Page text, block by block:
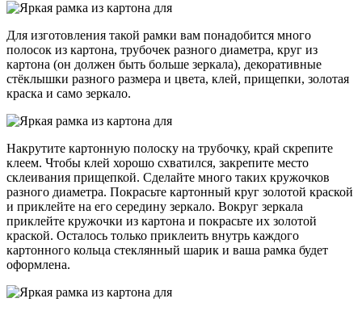
Для изготовления такой рамки вам понадобится много
полосок из картона, трубочек разного диаметра, круг из
картона (он должен быть больше зеркала), декоративные
стёклышки разного размера и цвета, клей, прищепки, золотая
краска и само зеркало.
Накрутите картонную полоску на трубочку, край скрепите
клеем. Чтобы клей хорошо схватился, закрепите место
склеивания прищепкой. Сделайте много таких кружочков
разного диаметра. Покрасьте картонный круг золотой краской
и приклейте на его середину зеркало. Вокруг зеркала
приклейте кружочки из картона и покрасьте их золотой
краской. Осталось только приклеить внутрь каждого
картонного кольца стеклянный шарик и ваша рамка будет
оформлена.